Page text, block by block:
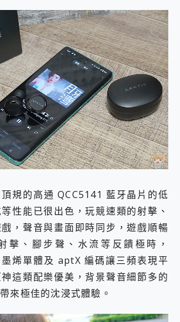
規的高通 QCC5141 藍牙晶片的低
性能已很出色，玩競速類的射擊、
，聲音與畫面即時同步，遊戲順暢
擊、腳步聲、水流等反饋極時，
烯單體及 aptX 編碼讓三頻表現平
這類配樂優美，背景聲音細節多的
來極佳的沈浸式體驗。